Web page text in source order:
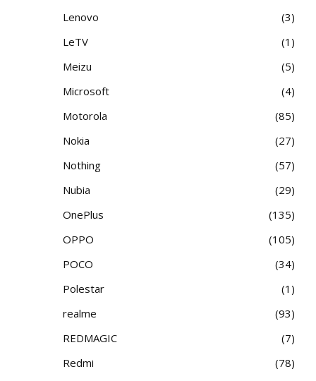
Lenovo
3
LeTV
1
Meizu
5
Microsoft
4
Motorola
85
Nokia
27
Nothing
57
Nubia
29
OnePlus
135
OPPO
105
POCO
34
Polestar
1
realme
93
REDMAGIC
7
Redmi
78